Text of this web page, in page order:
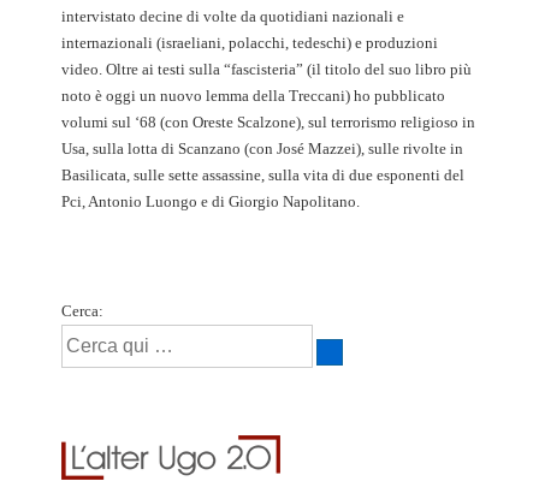
intervistato decine di volte da quotidiani nazionali e
internazionali (israeliani, polacchi, tedeschi) e produzioni
video. Oltre ai testi sulla “fascisteria” (il titolo del suo libro più
noto è oggi un nuovo lemma della Treccani) ho pubblicato
volumi sul ‘68 (con Oreste Scalzone), sul terrorismo religioso in
Usa, sulla lotta di Scanzano (con José Mazzei), sulle rivolte in
Basilicata, sulle sette assassine, sulla vita di due esponenti del
Pci, Antonio Luongo e di Giorgio Napolitano.
Cerca: